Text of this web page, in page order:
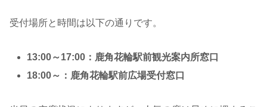
受付場所と時間は以下の通りです。
13:00～17:00：鹿角花輪駅前観光案内所窓口
18:00～：鹿角花輪駅前広場受付窓口